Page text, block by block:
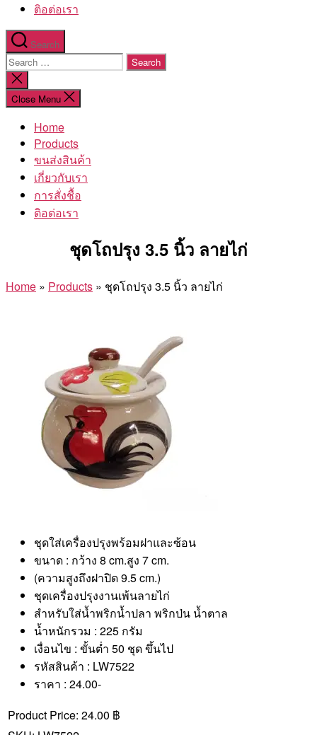
ติอต่อเรา
Search
Search
for:
Close
search
Close Menu
Home
Products
ขนส่งสินค้า
เกี่ยวกับเรา
การสั่งชื้อ
ติอต่อเรา
ชุดโถปรุง 3.5 นิ้ว ลายไก่
Home » Products » ชุดโถปรุง 3.5 นิ้ว ลายไก่
ชุดใส่เครื่องปรุงพร้อมฝาและซ้อน
ขนาด : กว้าง 8 cm.สูง 7 cm.
(ความสูงถึงฝาปิด 9.5 cm.)
ชุดเครื่องปรุงงานเพ้นลายไก่
สำหรับใส่น้ำพริกน้ำปลา พริกป่น น้ำตาล
น้ำหนักรวม : 225 กรัม
เงื่อนไข : ขั้นต่ำ 50 ชุด ขึ้นไป
รหัสสินค้า : LW7522
ราคา : 24.00-
Product Price: 24.00 ฿